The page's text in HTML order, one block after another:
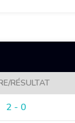
RÉSULTAT
2 - 0